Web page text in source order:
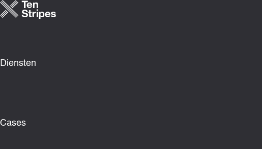
Ga
naar
Diensten
Cases